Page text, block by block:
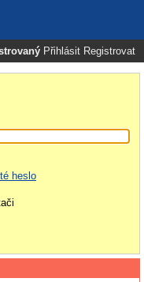
Přihlásit Registrovat
heslo